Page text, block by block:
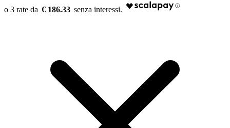
€ 186.33